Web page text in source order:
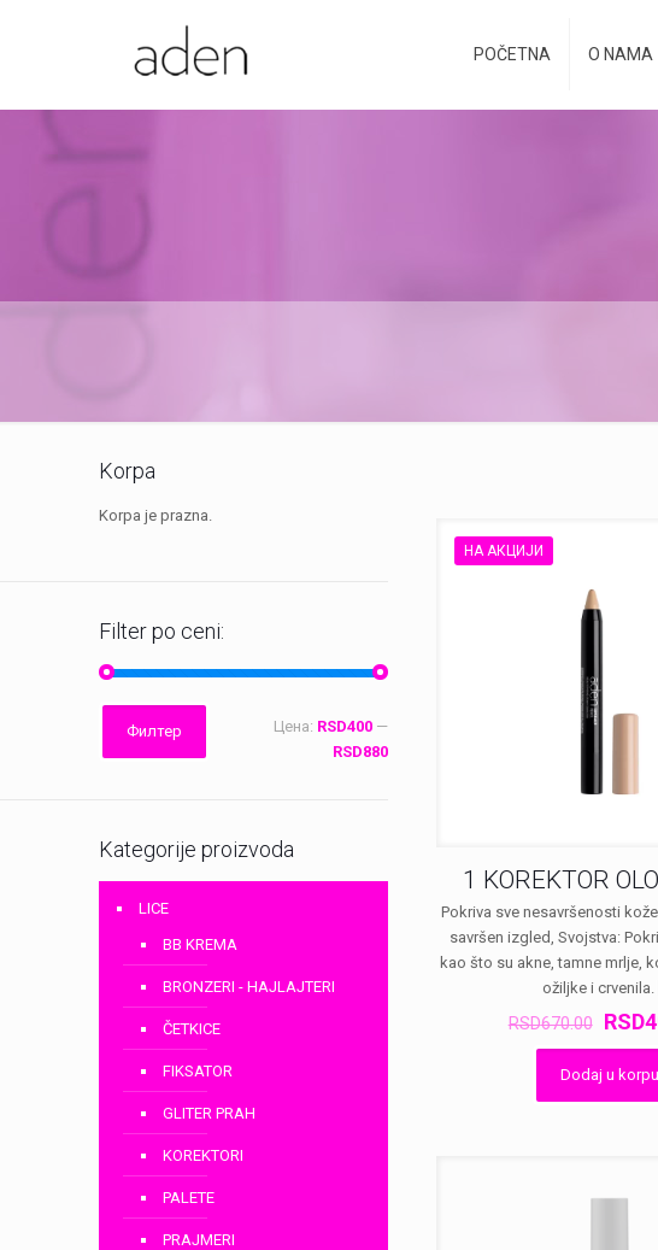
POČETNA O NAMA
НА АКЦИЈИ
1 KOREKTOR
Pokriva sve nesavršenosti
savršen izgled, Svojstva:
kao što su akne, tamne mrlje,
ožiljke i crvenila.
RSD670.00
цена
је
била:
RSD
Dodaj u korpu
Korpa
Korpa je prazna.
Filter po ceni:
Минимална
цена
Максимална
ценаФилтер Цена: RSD400—
RSD880
Kategorije proizvoda
LICE
BB KREMA
BRONZERI - HAJLAJTERI
ČETKICE
FIKSATOR
GLITER PRAH
KOREKTORI
PALETE
PRAJMERI